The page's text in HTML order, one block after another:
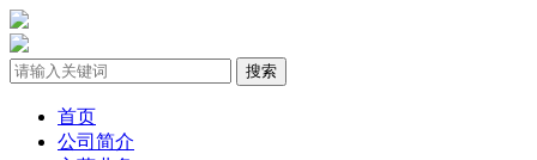
首页
公司简介